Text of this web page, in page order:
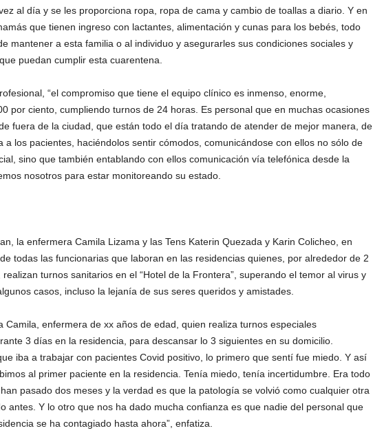
al día y se les proporciona ropa, ropa de cama y cambio de toallas a diario. Y en
que tienen ingreso con lactantes, alimentación y cunas para los bebés, todo
mantener a esta familia o al individuo y asegurarles sus condiciones sociales y
puedan cumplir esta cuarentena.
“el compromiso que tiene el equipo clínico es inmenso, enorme,
por ciento, cumpliendo turnos de 24 horas. Es personal que en muchas ocasiones
fuera de la ciudad, que están todo el día tratando de atender de mejor manera, de
a los pacientes, haciéndolos sentir cómodos, comunicándose con ellos no sólo de
sino que también entablando con ellos comunicación vía telefónica desde la
nosotros para estar monitoreando su estado.
la enfermera Camila Lizama y las Tens Katerin Quezada y Karin Colicheo, en
todas las funcionarias que laboran en las residencias quienes, por alrededor de 2
realizan turnos sanitarios en el “Hotel de la Frontera”, superando el temor al virus y
casos, incluso la lejanía de sus seres queridos y amistades.
Camila, enfermera de xx años de edad, quien realiza turnos especiales
3 días en la residencia, para descansar lo 3 siguientes en su domicilio.
iba a trabajar con pacientes Covid positivo, lo primero que sentí fue miedo. Y así
al primer paciente en la residencia. Tenía miedo, tenía incertidumbre. Era todo
pasado dos meses y la verdad es que la patología se volvió como cualquier otra
antes. Y lo otro que nos ha dado mucha confianza es que nadie del personal que
se ha contagiado hasta ahora”, enfatiza.